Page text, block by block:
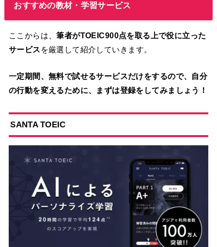
おすすめの教材・学習サービス
ここからは、筆者がTOEIC900点を取る上で役に立った
サービス を厳選して紹介していきます。
一定期間、無料で試せるサービスだけをするので、自分
の行動を変えるために、まずは登録をしてみましょう！
SANTA TOEIC